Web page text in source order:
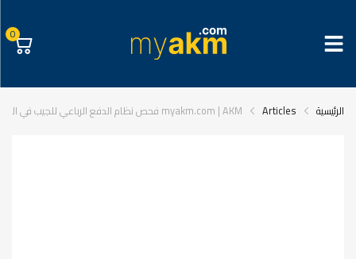
0
الرئيسية Articles myakm.com | AKM فحص نظام الدفع الرباعي للجيب في الطرق الوعرة